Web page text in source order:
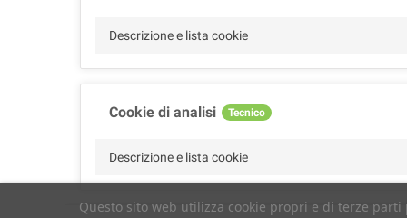
Questo sito web utilizza cookie propri e di terze
Descrizione e lista cookie
Cookie di analisi Tecnico
Descrizione e lista cookie